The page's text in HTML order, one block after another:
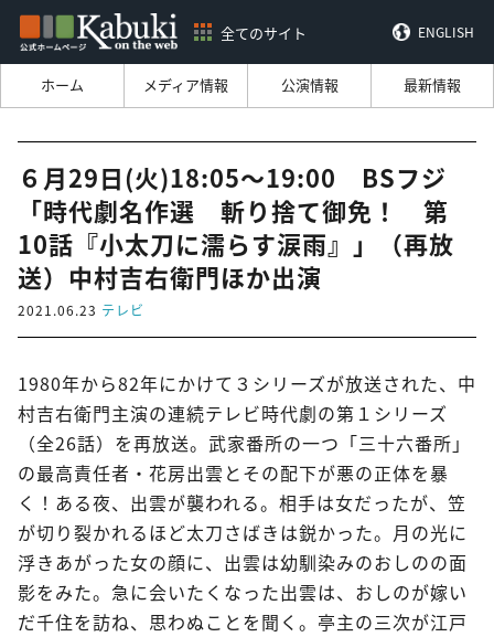
全てのサイト ENGLISH
ホーム メディア情報 公演情報 最新情報
６月29日(火)18:05～19:00 BSフジ
「時代劇名作選 斬り捨て御免！ 第
10話『小太刀に濡らす涙雨』」（再放
送）中村吉右衛門ほか出演
2021.06.23 テレビ
1980年から82年にかけて３シリーズが放送された、中
村吉右衛門主演の連続テレビ時代劇の第１シリーズ
（全26話）を再放送。武家番所の一つ「三十六番所」
の最高責任者・花房出雲とその配下が悪の正体を暴
く！ある夜、出雲が襲われる。相手は女だったが、笠
が切り裂かれるほど太刀さばきは鋭かった。月の光に
浮きあがった女の顔に、出雲は幼馴染みのおしのの面
影をみた。急に会いたくなった出雲は、おしのが嫁い
だ千住を訪ね、思わぬことを聞く。亭主の三次が江戸